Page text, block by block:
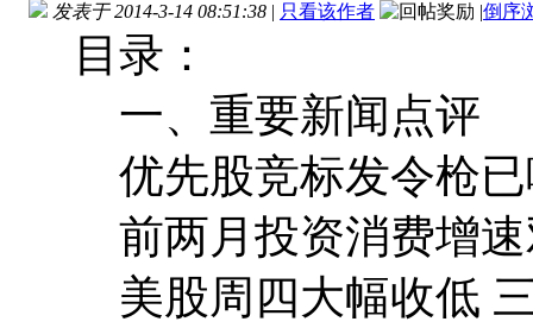
发表于 2014-3-14 08:51:38 | 只看该作者 |倒序
目录：
一、重要新闻点评
优先股竞标发令枪已
前两月投资消费增速
美股周四大幅收低 三